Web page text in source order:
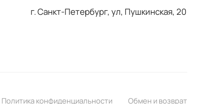
г. Санкт-Петербург, ул, Пушкинская, 20
Политика конфиденциальности Обмен и возврат